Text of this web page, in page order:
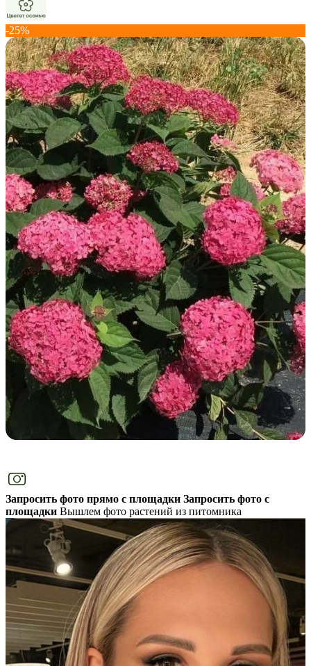
-25%
Запросить фото прямо с площадки Запросить фото с
площадки Вышлем фото растений из питомника